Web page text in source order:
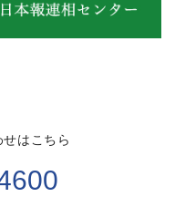
はこちら